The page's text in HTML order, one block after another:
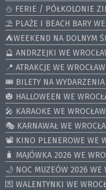
⛄️ FERIE / PÓŁKOLONIE
⛱️ PLAŻE I BEACH BARY
⛺️WEEKEND NA DOLNYM
🔮 ANDRZEJKI WE
📍 ATRAKCJE WE
🎟️ BILETY NA WYDARZENIA
🎃 HALLOWEEN WE
🎤 KARAOKE WE
🎭 KARNAWAŁ WE
📽️ KINO PLENEROWE WE
🧳 MAJÓWKA 2026 WE
🌙 NOC MUZEÓW 2026 WE
💌 WALENTYNKI WE